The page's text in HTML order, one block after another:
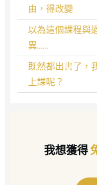
由，得改變
以為這個課程與
異……
既然都出書了，
上課呢？
我想獲得